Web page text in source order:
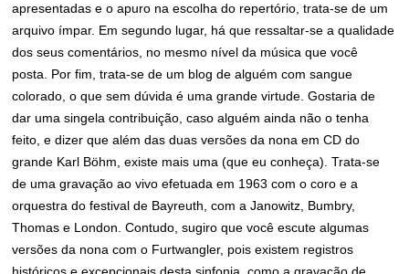
apresentadas e o apuro na escolha do repertório, trata-se de um
arquivo ímpar. Em segundo lugar, há que ressaltar-se a qualidade
dos seus comentários, no mesmo nível da música que você
posta. Por fim, trata-se de um blog de alguém com sangue
colorado, o que sem dúvida é uma grande virtude. Gostaria de
dar uma singela contribuição, caso alguém ainda não o tenha
feito, e dizer que além das duas versões da nona em CD do
grande Karl Böhm, existe mais uma (que eu conheça). Trata-se
de uma gravação ao vivo efetuada em 1963 com o coro e a
orquestra do festival de Bayreuth, com a Janowitz, Bumbry,
Thomas e London. Contudo, sugiro que você escute algumas
versões da nona com o Furtwangler, pois existem registros